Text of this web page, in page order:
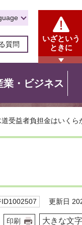
質問
いざという
ときに
業・ビジネス
受益者負担金はいくら
ID1002507 更新日
印刷 大きな文